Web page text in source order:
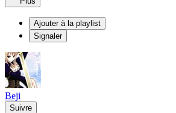
Ajouter à la playlist
Signaler
Beji
Suivre